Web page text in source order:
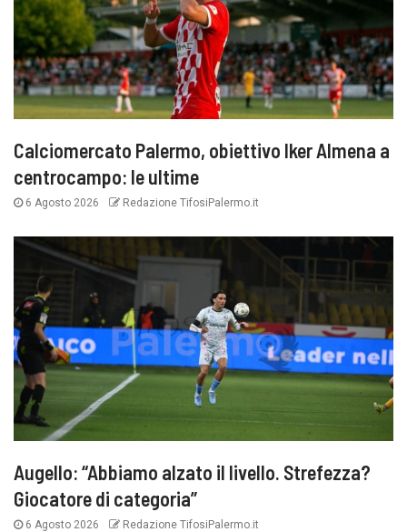
Calciomercato Palermo, obiettivo Iker Almena a
centrocampo: le ultime
6 Agosto 2026 Redazione TifosiPalermo.it
Augello: “Abbiamo alzato il livello. Strefezza?
Giocatore di categoria”
6 Agosto 2026 Redazione TifosiPalermo.it